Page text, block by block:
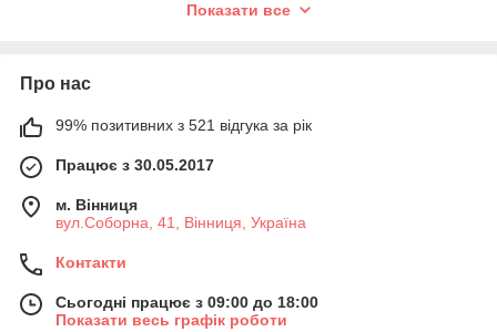
Чабер містить у своєму складі цілий комплекс вітамінів та
пряним ароматом і гостротою чорного перцю, в хід йде
вигляді. При сушінні запах і смак розкриваються сильніше.
Інтернет магазин “Банку спецій” (Україна) пропонує купити
приправу чабер у меленому або різаному вигляді оптом та в
роздріб за конкурентною на ринку ціною опту.
Використання в кулінарії
Запашний чабер додасть “родзинки” у перші та другі страви, з
овочі. Приправа покращує смак соусів, солінь та маринадів.
Показати все
Про нас
99% позитивних з 521 відгука за рік
Працює з 30.05.2017
м. Вінниця
вул.Соборна, 41, Вінниця, Україна
Контакти
Сьогодні працює з 09:00 до 18:00
Показати весь графік роботи